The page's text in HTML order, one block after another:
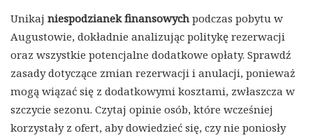
Unikaj niespodzianek finansowych podczas pobytu w
Augustowie, dokładnie analizując politykę rezerwacji
oraz wszystkie potencjalne dodatkowe opłaty. Sprawdź
zasady dotyczące zmian rezerwacji i anulacji, ponieważ
mogą wiązać się z dodatkowymi kosztami, zwłaszcza w
szczycie sezonu. Czytaj opinie osób, które wcześniej
korzystały z ofert, aby dowiedzieć się, czy nie poniosły